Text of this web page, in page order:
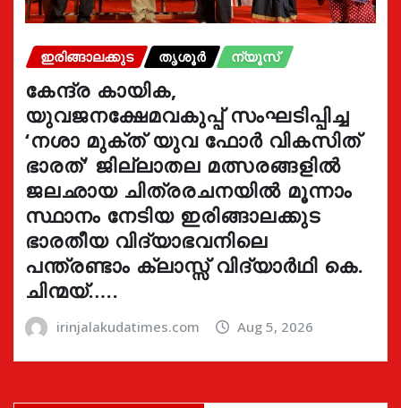
ഇരിങ്ങാലക്കുട തൃശൂർ ന്യൂസ്
കേന്ദ്ര കായിക,
യുവജനക്ഷേമവകുപ്പ് സംഘടിപ്പിച്ച
‘നശാ മുക്ത് യുവ ഫോർ വികസിത്
ഭാരത്’ ജില്ലാതല മത്സരങ്ങളിൽ
ജലഛായ ചിത്രരചനയിൽ മൂന്നാം
സ്ഥാനം നേടിയ ഇരിങ്ങാലക്കുട
ഭാരതീയ വിദ്യാഭവനിലെ
പന്ത്രണ്ടാം ക്ലാസ്സ് വിദ്യാർഥി കെ.
ചിന്മയ്…..
irinjalakudatimes.com Aug 5, 2026